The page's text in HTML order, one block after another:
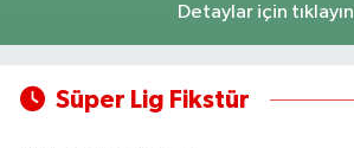
Detaylar için tıklayın
Süper Lig Fikstür